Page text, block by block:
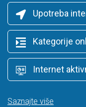
Upotreba
Kategorije
Internet
Saznajte više